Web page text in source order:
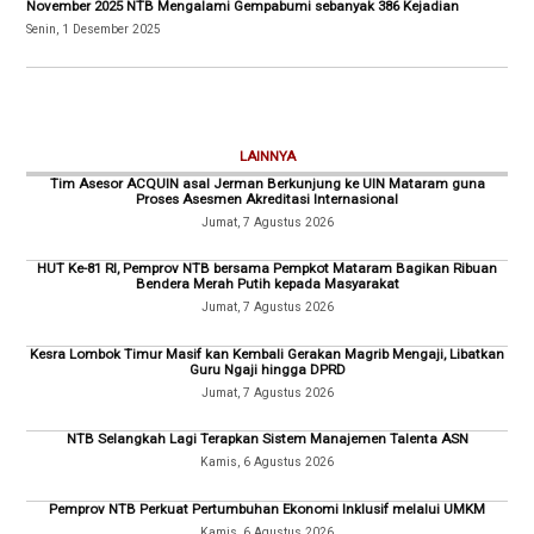
November 2025 NTB Mengalami Gempabumi sebanyak 386 Kejadian
Senin, 1 Desember 2025
LAINNYA
Tim Asesor ACQUIN asal Jerman Berkunjung ke UIN Mataram guna
Proses Asesmen Akreditasi Internasional
Jumat, 7 Agustus 2026
HUT Ke-81 RI, Pemprov NTB bersama Pempkot Mataram Bagikan Ribuan
Bendera Merah Putih kepada Masyarakat
Jumat, 7 Agustus 2026
Kesra Lombok Timur Masif kan Kembali Gerakan Magrib Mengaji, Libatkan
Guru Ngaji hingga DPRD
Jumat, 7 Agustus 2026
NTB Selangkah Lagi Terapkan Sistem Manajemen Talenta ASN
Kamis, 6 Agustus 2026
Pemprov NTB Perkuat Pertumbuhan Ekonomi Inklusif melalui UMKM